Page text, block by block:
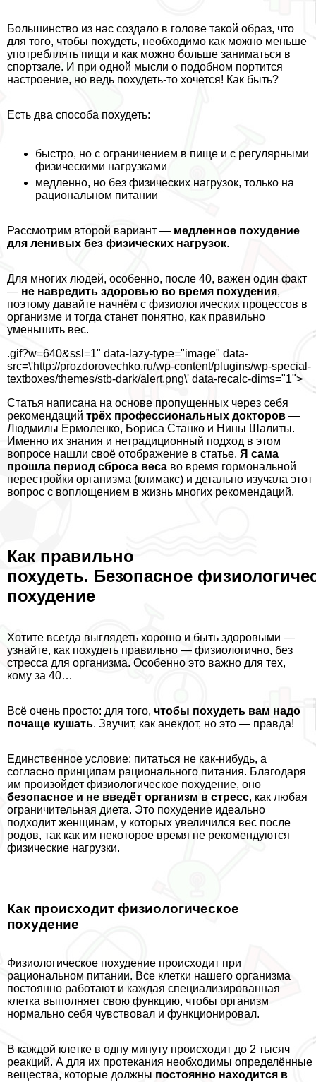
Большинство из нас создало в голове такой образ, что
для того, чтобы похудеть, необходимо как можно меньше
употрeбллять пищи и как можно больше заниматься в
спортзале. И при одной мысли о подобном портится
настроение, но ведь похудеть-то хочется! Как быть?
Есть два способа похудеть:
быстро, но с ограничением в пище и с регулярными
физическими нагрузками
медленно, но без физических нагрузок, только на
рациональном питании
Рассмотрим второй вариант — медленное похудение
для ленивых без физических нагрузок.
Для многих людей, особенно, после 40, важен один факт
— не навредить здоровью во время похудения,
поэтому давайте начнём с физиологических процессов в
организме и тогда станет понятно, как правильно
уменьшить вес.
.gif?w=640&ssl=1" data-lazy-type="image" data-
src=\'http://prozdorovechko.ru/wp-content/plugins/wp-special-
textboxes/themes/stb-dark/alert.png\' data-recalc-dims="1">
Статья написана на основе пропущенных через себя
рекомендаций трёх профессиональных докторов —
Людмилы Ермоленко, Бориса Станко и Нины Шалиты.
Именно их знания и нетрадиционный подход в этом
вопросе нашли своё отображение в статье. Я сама
прошла период сброса веса во время гормональной
перестройки организма (климaкc) и детально изучала этот
вопрос с воплощением в жизнь многих рекомендаций.
Как правильно
похудеть. Безопасное
похудение
Хотите всегда выглядеть хорошо и быть здоровыми —
узнайте, как похудеть правильно — физиологично, без
стресса для организма. Особенно это важно для тех,
кому за 40…
Всё очень просто: для того, чтобы похудеть вам надо
почаще кушать. Звучит, как анекдот, но это — правда!
Единственное условие: питаться не как-нибудь, а
согласно принципам рационального питания. Благодаря
им произойдет физиологическое похудение, оно
безопасное и не введёт организм в стресс, как любая
ограничительная диета. Это похудение идеально
подходит женщинам, у которых увеличился вес после
родов, так как им некоторое время не рекомендуются
физические нагрузки.
Как происходит физиологическое
похудение
Физиологическое похудение происходит при
рациональном питании. Все клетки нашего организма
постоянно работают и каждая специализированная
клетка выполняет свою функцию, чтобы организм
нормально себя чувствовал и функционировал.
В каждой клетке в одну минуту происходит до 2 тысяч
реакций. А для их протекания необходимы определённые
вещества, которые должны постоянно находится в